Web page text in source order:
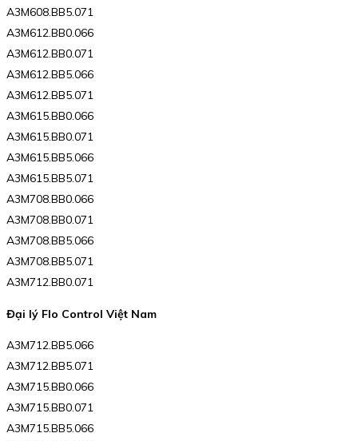
A3M608.BB5.071
A3M612.BB0.066
A3M612.BB0.071
A3M612.BB5.066
A3M612.BB5.071
A3M615.BB0.066
A3M615.BB0.071
A3M615.BB5.066
A3M615.BB5.071
A3M708.BB0.066
A3M708.BB0.071
A3M708.BB5.066
A3M708.BB5.071
A3M712.BB0.071
Đại lý Flo Control Việt Nam
A3M712.BB5.066
A3M712.BB5.071
A3M715.BB0.066
A3M715.BB0.071
A3M715.BB5.066